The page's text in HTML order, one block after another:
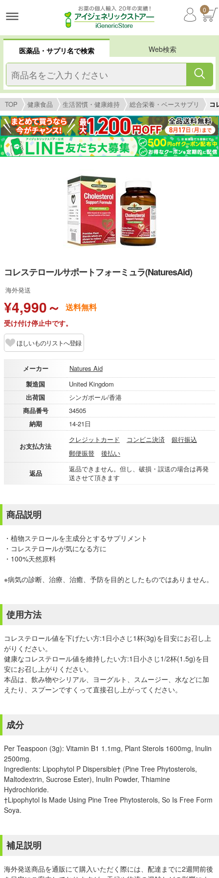
0
医薬品・サプリ名で検索 Web検索
TOP 健康食品 生活習慣・健康維持 総合栄養・ベースサプリ コ
コレステロールサポートフォーミュラ(NaturesAid)
海外発送
¥4,990～ 送料無料
受け付け停止中です。
ほしいものリストへ登録
メーカー
Natures Aid
製造国
United Kingdom
出荷国
シンガポール/香港
商品番号
34505
納期
14-21日
お支払方法
クレジットカード コンビニ決済
銀行振込
郵便振替
後払い
返品
返品できません。但し、破損・誤送の場合は再発
送させて頂きます
商品説明
・植物ステロールを主成分とするサプリメント
・コレステロールが気になる方に
・100%天然原料
※病気の診断、治療、治癒、予防を目的としたものではありません。
使用方法
コレステロール値を下げたい方:1日小さじ1杯(3g)を目安にお召し上
がりください。
健康なコレステロール値を維持したい方:1日小さじ1/2杯(1.5g)を目
安にお召し上がりください。
本品は、飲み物やシリアル、ヨーグルト、スムージー、水などに加
えたり、スプーンですくって直接召し上がってください。
成分
Per Teaspoon (3g): Vitamin B1 1.1mg, Plant Sterols 1600mg, Inulin
2500mg.
Ingredients: Lipophytol P Dispersible† (Pine Tree Phytosterols,
Maltodextrin, Sucrose Ester), Inulin Powder, Thiamine
Hydrochloride.
†Lipophytol Is Made Using Pine Tree Phytosterols, So Is Free Form
Soya.
補足説明
海外発送商品を通販にて購入いただく際には、配達までに2週間前後